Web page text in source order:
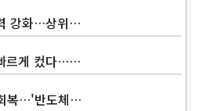
강화…상위…
르게 컸다……
복…'반도체…